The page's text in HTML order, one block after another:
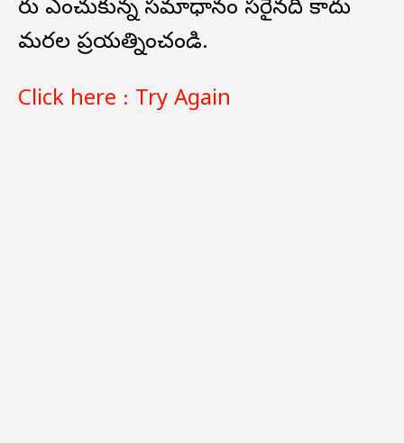
మీరు ఎంచుకున్న సమాధానం సరైనది కాదు
మరల ప్రయత్నించండి.
Click here : Try Again